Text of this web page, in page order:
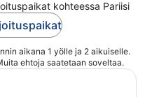
kohteessa Pariisi
aikana 1 yölle ja 2 aikuiselle.
ehtoja saatetaan soveltaa.